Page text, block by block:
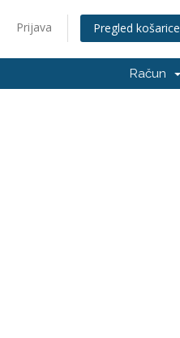
Prijava Pregled košarice
Račun